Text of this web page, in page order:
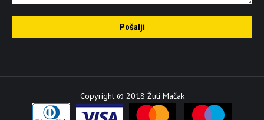
Copyright © 2018 Žuti Mačak